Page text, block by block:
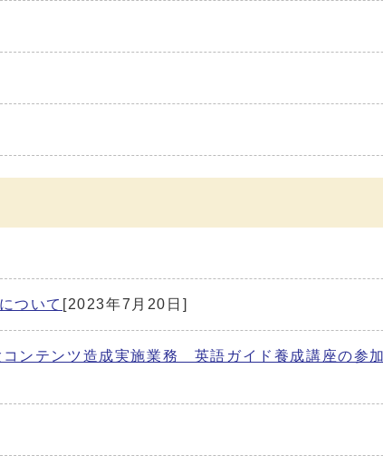
ついて [2023年7月20日]
ンテンツ造成実施業務 英語ガイド養成講座の参